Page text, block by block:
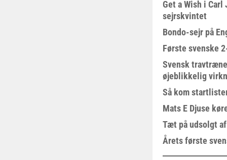
Get a Wish i Carl
sejrskvintet
Bondo-sejr på
Første svenske
Svensk
øjeblikkelig
Så kom
Mats E Djuse
Tæt på udsolgt
Årets første